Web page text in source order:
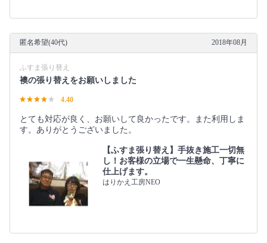
匿名希望(40代) 2018年08月
ふすま張り替え
襖の張り替えをお願いしました
4.40
とても対応が良く、お願いして良かったです。また利用しま
す。ありがとうございました。
【ふすま張り替え】手抜き施工一切無
し！お客様の立場で一生懸命、丁寧に
仕上げます。
はりかえ工房NEO